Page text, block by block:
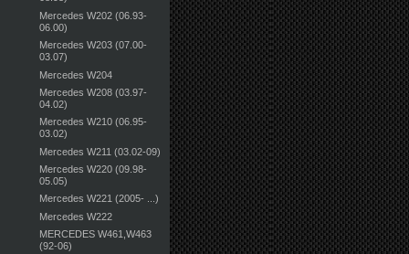
Mercedes W202 (06.93-
06.00)
Mercedes W203 (07.00-
03.07)
Mercedes W204
Mercedes W208 (03.97-
04.02)
Mercedes W210 (06.95-
03.02)
Mercedes W211 (03.02-09)
Mercedes W220 (09.98-
05.05)
Mercedes W221 (2005- ...)
Mercedes W222
MERCEDES W461,W463
(92-06)